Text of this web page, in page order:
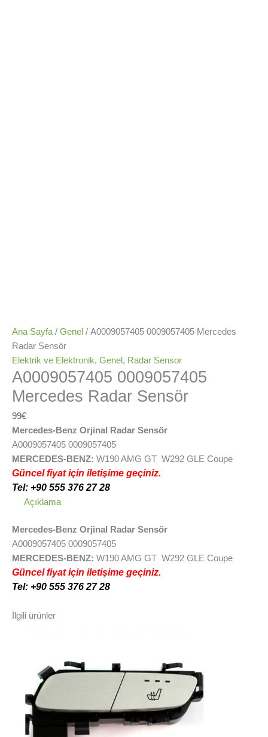
Ana Sayfa / Genel / A0009057405 0009057405 Mercedes
Radar Sensör
Elektrik ve Elektronik, Genel , Radar Sensor
A0009057405 0009057405
Mercedes Radar Sensör
99€
Mercedes-Benz Orjinal Radar Sensör
A0009057405 0009057405
MERCEDES-BENZ: W190 AMG GT W292 GLE Coupe
Güncel fiyat için iletişime geçiniz.
Tel: +90 555 376 27 28
Açıklama
Mercedes-Benz Orjinal Radar Sensör
A0009057405 0009057405
MERCEDES-BENZ: W190 AMG GT W292 GLE Coupe
Güncel fiyat için iletişime geçiniz.
Tel: +90 555 376 27 28
İlgili ürünler